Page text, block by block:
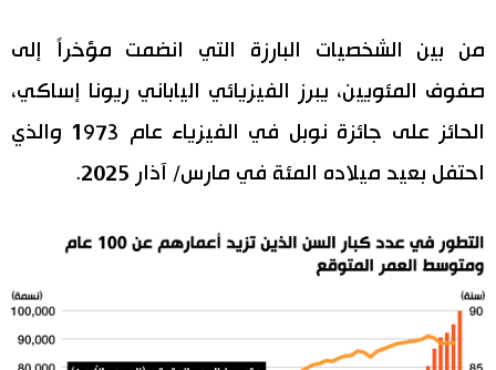
من بين الشخصيات البارزة التي انضمت مؤخراً إلى
صفوف المئويين، يبرز الفيزيائي الياباني ريونا إساكي،
الحائز على جائزة نوبل في الفيزياء عام 1973 والذي
احتفل بعيد ميلاده المئة في مارس/ آذار 2025.